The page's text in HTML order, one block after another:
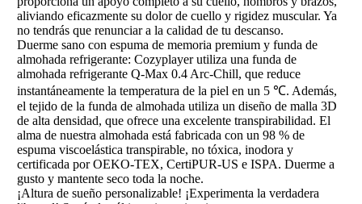
aliviando eficazmente su dolor de cuello y rigidez muscular. Ya
no tendrás que renunciar a la calidad de tu descanso.
Duerme sano con espuma de memoria premium y funda de
almohada refrigerante: Cozyplayer utiliza una funda de
almohada refrigerante Q-Max 0.4 Arc-Chill, que reduce
instantáneamente la temperatura de la piel en un 5 ℃. Además,
el tejido de la funda de almohada utiliza un diseño de malla 3D
de alta densidad, que ofrece una excelente transpirabilidad. El
alma de nuestra almohada está fabricada con un 98 % de
espuma viscoelástica transpirable, no tóxica, inodora y
certificada por OEKO-TEX, CertiPUR-US e ISPA. Duerme a
gusto y mantente seco toda la noche.
¡Altura de sueño personalizable! ¡Experimenta la verdadera